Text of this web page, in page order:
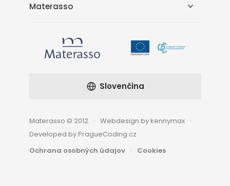
Materasso
Materasso © 2012
Webdesign by kennymax
Developed by PragueCoding.cz
Ochrana osobných údajov
Cookies
Slovenčina